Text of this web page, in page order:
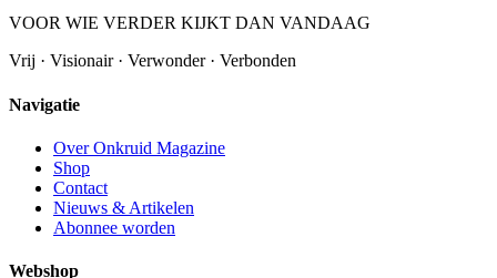
VOOR WIE VERDER KIJKT DAN VANDAAG
Vrij · Visionair · Verwonder · Verbonden
Navigatie
Over Onkruid Magazine
Shop
Contact
Nieuws & Artikelen
Abonnee worden
Webshop